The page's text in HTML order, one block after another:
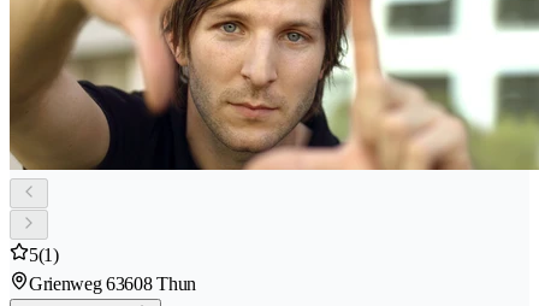
5(1)
Grienweg 63608 Thun